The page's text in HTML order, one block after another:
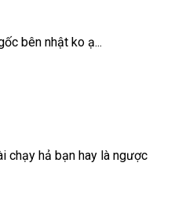
bên nhật ko ạ...
chạy hả bạn hay là ngược